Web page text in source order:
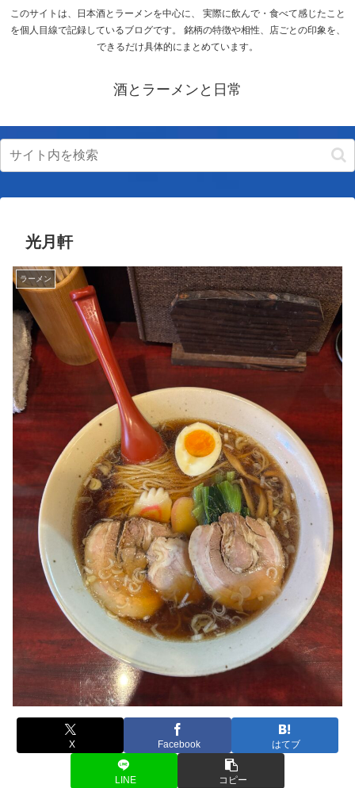
このサイトは、日本酒とラーメンを中心に、 実際に飲んで・食べて感じたこと
を個人目線で記録しているブログです。 銘柄の特徴や相性、店ごとの印象を、
できるだけ具体的にまとめています。
酒とラーメンと日常
光月軒
ラーメン
X Facebook はてブ
LINE コピー